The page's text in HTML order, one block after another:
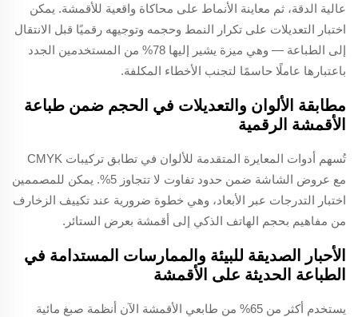
عالية الدقة، ثم معاينة الأنماط على محاكاة واقعية للأقمشة. يمكن
اختبار التعديلات على تكرار النمط وحجمه وتوجيهه رقميًا قبل الانتقال
إلى الطباعة — وهي ميزة يشير إليها 78% من المستخدمين الجدد
باعتبارها عاملًا حاسمًا لتجنب الأخطاء المكلفة.
مطابقة الألوان والتعديلات في الحجم ضمن طباعة
الأقمشة الرقمية
تُسهم أدوات المعايرة المتقدمة للألوان في تطابق تركيبات CMYK
مع عروض الشاشة ضمن حدود تفاوت لا تتجاوز 5%. يمكن للمصممين
اختبار التدرجات عبر الأبعاد، وهي خطوة ضرورية عند تكييف الزخارف
من مفاهيم بحجم الهاتف الذكي إلى أقمشة بعرض الستائر.
الأحبار الصديقة للبيئة والممارسات المستدامة في
الطباعة الحديثة على الأقمشة
يستخدم أكثر من 65% من طابعي الأقمشة الآن أنظمة صبغ مائية